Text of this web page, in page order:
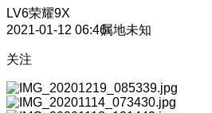
LV6荣耀9X
2021-01-12 06:46属地未知
关注